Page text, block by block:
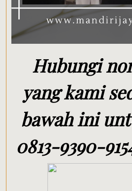
Hubungi
yang kami
bawah ini
0813-9390-